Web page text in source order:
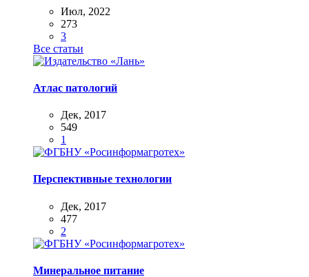
Июл, 2022
273
3
Все статьи
Атлас патологий
Дек, 2017
549
1
Перспективные технологии
Дек, 2017
477
2
Минеральное питание